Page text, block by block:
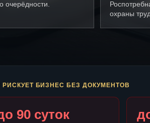
очерёдности.
охраны
РИСКУЕТ БИЗНЕС БЕЗ ДОКУМЕНТОВ
90 суток